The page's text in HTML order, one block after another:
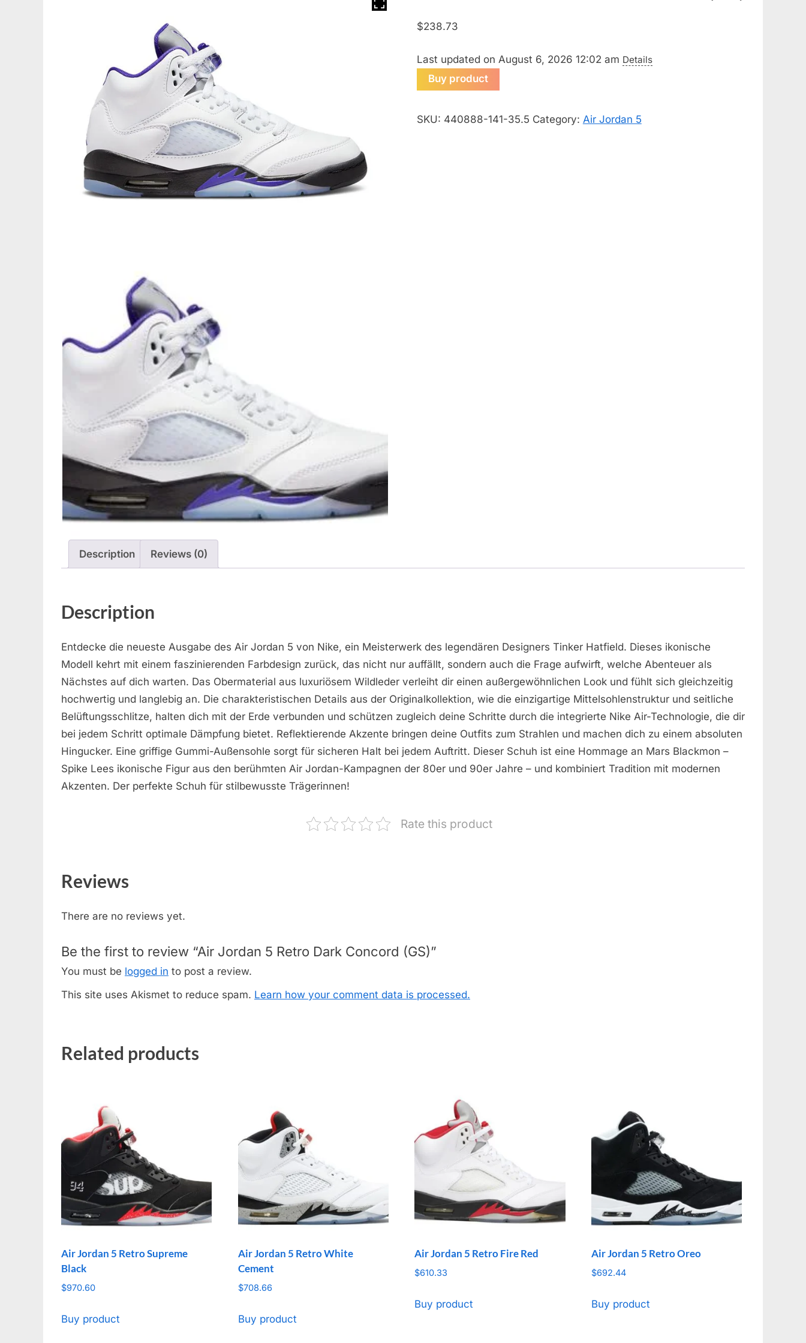
$238.73
Last updated on August 6, 2026 12:02 am Details
Buy product
SKU: 440888-141-35.5 Category: Air Jordan 5
Description Reviews (0)
Description
Entdecke die neueste Ausgabe des Air Jordan 5 von Nike, ein Meisterwerk des legendären Designers Tinker Hatfield. Dieses ikonische
Modell kehrt mit einem faszinierenden Farbdesign zurück, das nicht nur auffällt, sondern auch die Frage aufwirft, welche Abenteuer als
Nächstes auf dich warten. Das Obermaterial aus luxuriösem Wildleder verleiht dir einen außergewöhnlichen Look und fühlt sich gleichzeitig
hochwertig und langlebig an. Die charakteristischen Details aus der Originalkollektion, wie die einzigartige Mittelsohlenstruktur und seitliche
Belüftungsschlitze, halten dich mit der Erde verbunden und schützen zugleich deine Schritte durch die integrierte Nike Air-Technologie, die dir
bei jedem Schritt optimale Dämpfung bietet. Reflektierende Akzente bringen deine Outfits zum Strahlen und machen dich zu einem absoluten
Hingucker. Eine griffige Gummi-Außensohle sorgt für sicheren Halt bei jedem Auftritt. Dieser Schuh ist eine Hommage an Mars Blackmon –
Spike Lees ikonische Figur aus den berühmten Air Jordan-Kampagnen der 80er und 90er Jahre – und kombiniert Tradition mit modernen
Akzenten. Der perfekte Schuh für stilbewusste Trägerinnen!
Rate this product
Reviews
There are no reviews yet.
Be the first to review “Air Jordan 5 Retro Dark Concord (GS)”
You must be logged in to post a review.
This site uses Akismet to reduce spam. Learn how your comment data is processed.
Related products
Air Jordan 5 Retro Supreme
Black
$970.60
Buy product
Air Jordan 5 Retro White
Cement
$708.66
Buy product
Air Jordan 5 Retro Fire Red
$610.33
Buy product
Air Jordan 5 Retro Oreo
$692.44
Buy product